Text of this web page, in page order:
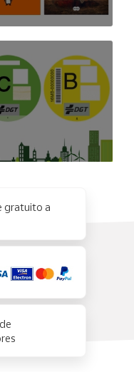
gratuito a